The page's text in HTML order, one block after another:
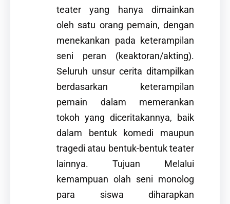
teater yang hanya dimainkan
oleh satu orang pemain, dengan
menekankan pada keterampilan
seni peran (keaktoran/akting).
Seluruh unsur cerita ditampilkan
berdasarkan keterampilan
pemain dalam memerankan
tokoh yang diceritakannya, baik
dalam bentuk komedi maupun
tragedi atau bentuk-bentuk teater
lainnya. Tujuan Melalui
kemampuan olah seni monolog
para siswa diharapkan